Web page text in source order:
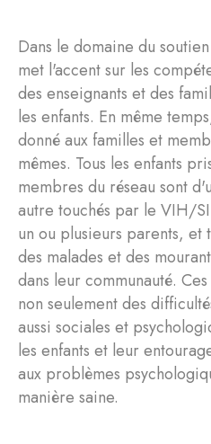
Dans le domaine du
met l'accent sur les
des enseignants et des
les enfants. En même
donné aux familles et
mêmes. Tous les enfants
membres du réseau sont
autre touchés par le VIH/
un ou plusieurs parents, et
des malades et des
dans leur communauté.
non seulement des
aussi sociales et
les enfants et leur
aux problèmes
manière saine.